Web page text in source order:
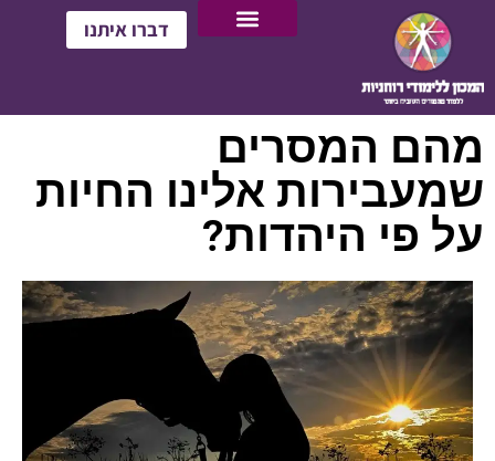
דברו איתנו
מהם המסרים
שמעבירות אלינו החיות
על פי היהדות?